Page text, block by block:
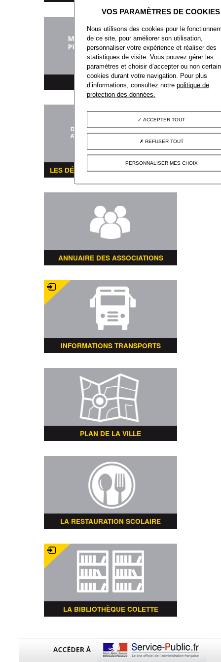
MARCHÉS PUBLICS
LES DÉMARCHES ADMINISTRATIVES
ANNUAIRE DES ASSOCIATIONS
INFORMATIONS TRANSPORTS
PLAN DE LA VILLE
LA RESTAURATION SCOLAIRE
LA BIBLIOTHÈQUE COLETTE
Nous utilisons des cookies pour le
de ce site, pour améliorer son utilisation,
personnaliser votre expérience et réaliser des
statistiques de visite. Vous pouvez gérer les
paramètres et choisir d’accepter ou non
cookies durant votre navigation. Pour plus
d’informations, consultez notrepolitique de
protection des données.
ACCEPTER TOUT
REFUSER TOUT
PERSONNALISER MES CHOIX